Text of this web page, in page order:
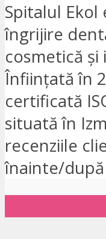
Spitalul Ekol
îngrijire
cosmetică
Înființată în
certificată
situată în
recenziile
înainte/